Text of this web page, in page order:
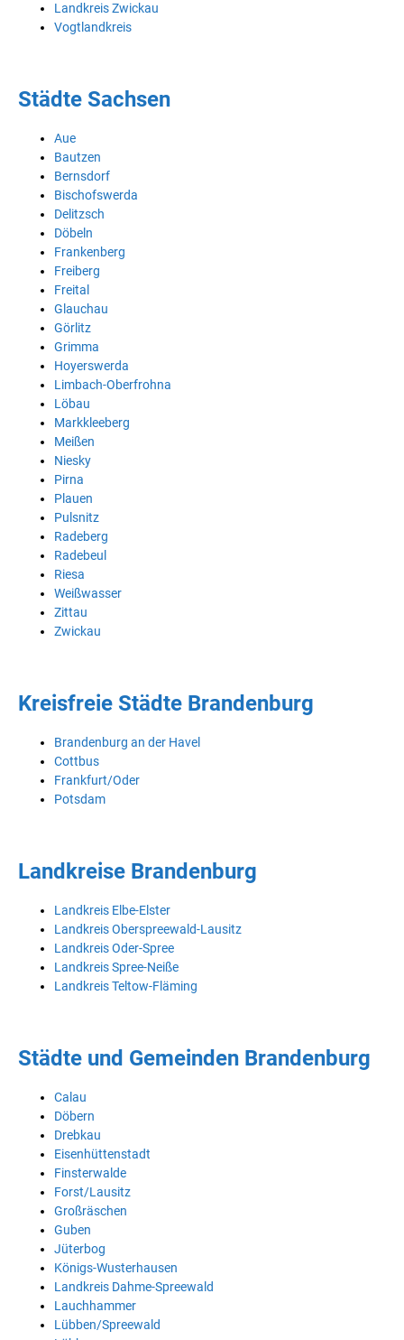
Landkreis Zwickau
Vogtlandkreis
Städte Sachsen
Aue
Bautzen
Bernsdorf
Bischofswerda
Delitzsch
Döbeln
Frankenberg
Freiberg
Freital
Glauchau
Görlitz
Grimma
Hoyerswerda
Limbach-Oberfrohna
Löbau
Markkleeberg
Meißen
Niesky
Pirna
Plauen
Pulsnitz
Radeberg
Radebeul
Riesa
Weißwasser
Zittau
Zwickau
Kreisfreie Städte Brandenburg
Brandenburg an der Havel
Cottbus
Frankfurt/Oder
Potsdam
Landkreise Brandenburg
Landkreis Elbe-Elster
Landkreis Oberspreewald-Lausitz
Landkreis Oder-Spree
Landkreis Spree-Neiße
Landkreis Teltow-Fläming
Städte und Gemeinden Brandenburg
Calau
Döbern
Drebkau
Eisenhüttenstadt
Finsterwalde
Forst/Lausitz
Großräschen
Guben
Jüterbog
Königs-Wusterhausen
Landkreis Dahme-Spreewald
Lauchhammer
Lübben/Spreewald